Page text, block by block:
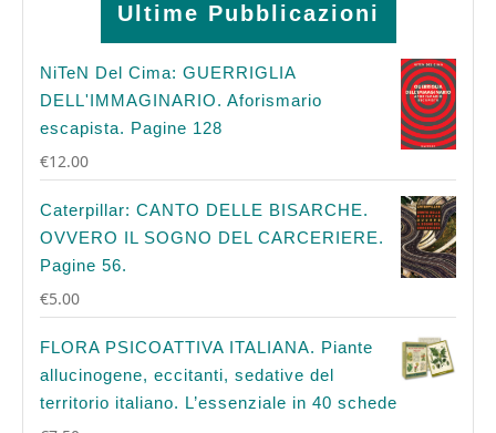
Ultime Pubblicazioni
NiTeN Del Cima: GUERRIGLIA
DELL'IMMAGINARIO. Aforismario
escapista. Pagine 128
€12.00
Caterpillar: CANTO DELLE BISARCHE.
OVVERO IL SOGNO DEL CARCERIERE.
Pagine 56.
€5.00
FLORA PSICOATTIVA ITALIANA. Piante
allucinogene, eccitanti, sedative del
territorio italiano. L’essenziale in 40 schede